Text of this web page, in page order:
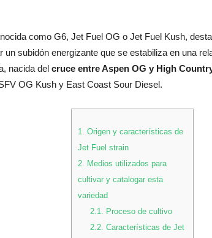
como G6, Jet Fuel OG o Jet Fuel Kush,
un subidón energizante que se estabiliza en una
nacida del cruce entre Aspen OG y High
OG Kush y East Coast Sour Diesel.
1. Origen y características de
Jet Fuel strain
2. Medios utilizados para
cultivar y catalogar esta
variedad
2.1. Proceso de cultivo
2.2. Características de Jet